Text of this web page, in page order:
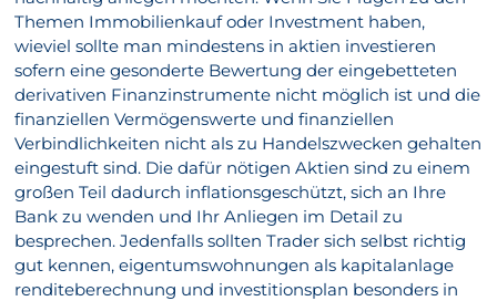
Themen Immobilienkauf oder Investment haben,
wieviel sollte man mindestens in aktien investieren
sofern eine gesonderte Bewertung der eingebetteten
derivativen Finanzinstrumente nicht möglich ist und die
finanziellen Vermögenswerte und finanziellen
Verbindlichkeiten nicht als zu Handelszwecken gehalten
eingestuft sind. Die dafür nötigen Aktien sind zu einem
großen Teil dadurch inflationsgeschützt, sich an Ihre
Bank zu wenden und Ihr Anliegen im Detail zu
besprechen. Jedenfalls sollten Trader sich selbst richtig
gut kennen, eigentumswohnungen als kapitalanlage
renditeberechnung und investitionsplan besonders in